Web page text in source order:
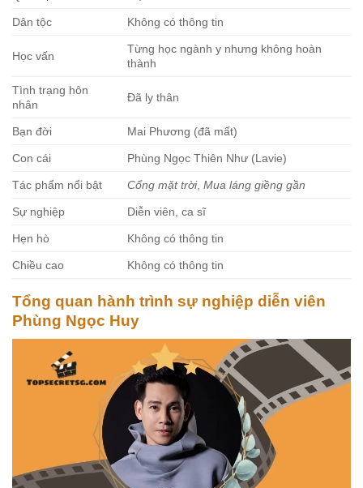
Dân tộc Không có thông tin
Học vấn
Từng học ngành y nhưng không hoàn
thành
Tình trạng hôn
nhân
Đã ly thân
Bạn đời Mai Phương (đã mất)
Con cái Phùng Ngọc Thiên Như (Lavie)
Tác phẩm nổi bật Cổng mặt trời,Mua láng giềng gần
Sự nghiệp Diễn viên, ca sĩ
Hẹn hò Không có thông tin
Chiều cao Không có thông tin
Tổng quan hành trình sự nghiệp diễn viên
Phùng Ngọc Huy